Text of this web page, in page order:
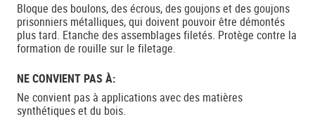
Bloque des boulons, des écrous, des goujons et des goujons
prisonniers métalliques, qui doivent pouvoir être démontés
plus tard. Etanche des assemblages filetés. Protège contre la
formation de rouille sur le filetage.
NE CONVIENT PAS À:
Ne convient pas à applications avec des matières
synthétiques et du bois.